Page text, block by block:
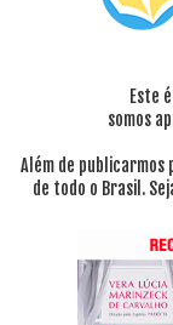
Este
somos
Além de publicarmos
de todo o Brasil.